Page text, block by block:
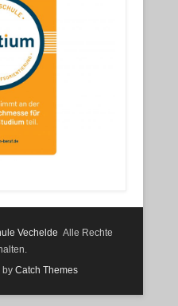
Vechelde Alle Rechte
by Catch Themes